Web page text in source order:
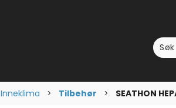
Inneklima > Tilbehør > SEATHON